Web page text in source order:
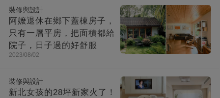
裝修與設計
阿嬤退休在鄉下蓋棟房子，
只有一層平房，把面積都給
院子，日子過的好舒服
2023/08/02
裝修與設計
新北女孩的28坪新家火了！